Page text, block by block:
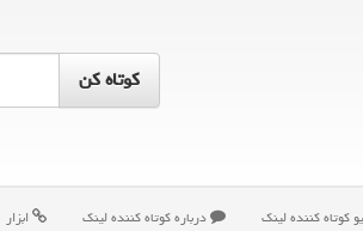
كوتاه كننده لینك درباره كوتاه كننده لینك ابزار